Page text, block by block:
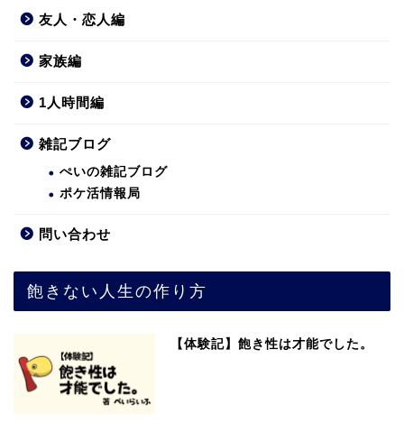
友人・恋人編
家族編
1人時間編
雑記ブログ
ぺいの雑記ブログ
ポケ活情報局
問い合わせ
飽きない人生の作り方
【体験記】飽き性は才能でした。